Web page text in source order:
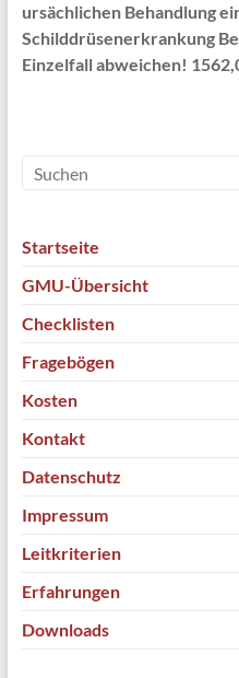
ursächlichen Behandlung
Schilddrüsenerkrankung
Einzelfall abweichen!
Startseite
GMU-Übersicht
Checklisten
Fragebögen
Kosten
Kontakt
Datenschutz
Impressum
Leitkriterien
Erfahrungen
Downloads